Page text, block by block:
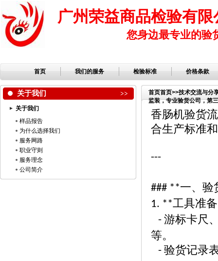
广州荣益商品检验有限
您身边最专业的验
首页 我们的服务 检验标准 价格条款
关于我们
关于我们
样品报告
为什么选择我们
服务网路
职业守则
服务理念
公司简介
首页首页>>技术交流与分
监装，专业验货公司，第
香肠机验货
合生产标准
---
### **一、验
1. **工具准备
- 游标卡尺
等。
- 验货记录